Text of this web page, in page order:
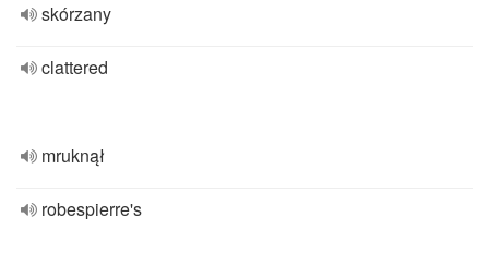
skórzany
clattered
mruknął
robespierre's